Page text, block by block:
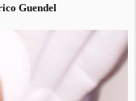
Guendel